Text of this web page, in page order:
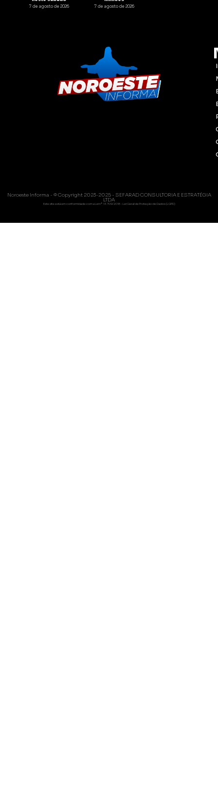
7 de agosto de 2026 7 de agosto de 2026
Noroeste Informa - © Copyright 2023-2025 - SEFARAD CONSULTORIA E ESTRATÉGIA
LTDA
Este site está em conformidade com a Lei nº 13.709/2018 - Lei Geral de Proteção de Dados (LGPD)